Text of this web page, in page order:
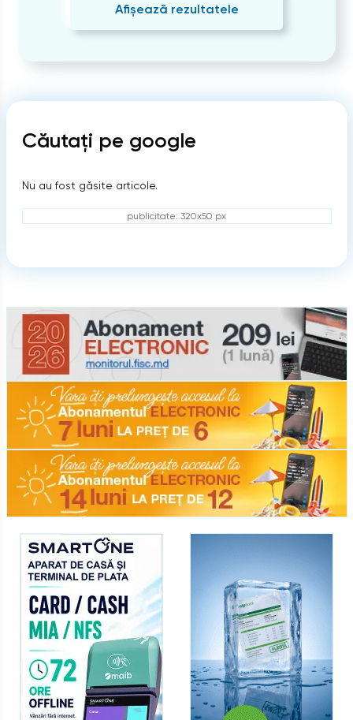
Afișează rezultatele
Căutați pe google
Nu au fost găsite articole.
publicitate: 320x50 px